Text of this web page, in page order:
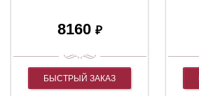
8160 ₽
БЫСТРЫЙ ЗАКАЗ